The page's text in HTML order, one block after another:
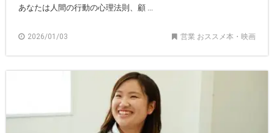
あなたは人間の行動の心理法則、顧 ...
2026/01/03 営業 おススメ本・映画